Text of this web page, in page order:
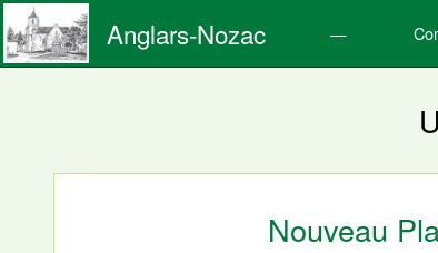
Anglars-Nozac
Nouveau